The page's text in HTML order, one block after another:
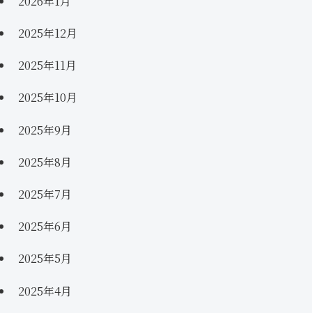
2025年12月
2025年11月
2025年10月
2025年9月
2025年8月
2025年7月
2025年6月
2025年5月
2025年4月